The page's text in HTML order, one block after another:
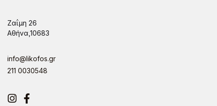
Ζαΐμη 26
Αθήνα,10683
info@likofos.gr
211 0030548
Instagram
Facebook